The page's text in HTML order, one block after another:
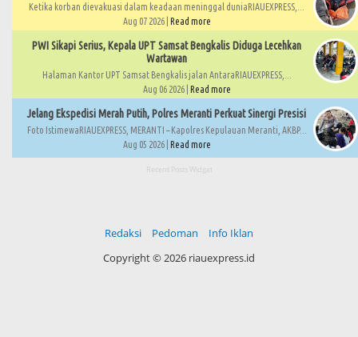
Ketika korban dievakuasi dalam keadaan meninggal duniaRIAUEXPRESS,...
Aug 07 2026 | Read more
PWI Sikapi Serius, Kepala UPT Samsat Bengkalis Diduga Lecehkan
Wartawan
Halaman Kantor UPT Samsat Bengkalis jalan AntaraRIAUEXPRESS,...
Aug 06 2026 | Read more
Jelang Ekspedisi Merah Putih, Polres Meranti Perkuat Sinergi Presisi
Foto IstimewaRIAUEXPRESS, MERANTI – Kapolres Kepulauan Meranti, AKBP...
Aug 05 2026 | Read more
Recent Posts Widget
Redaksi Pedoman
Info Iklan
Copyright © 2026 riauexpress.id